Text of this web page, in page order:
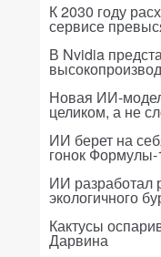
К 2030 году
сервисе
В Nvidia
Новая ИИ-
целиком, а не
ИИ берет на
гонок Формулы-
ИИ разработал
экологичного
Кактусы
Дарвина